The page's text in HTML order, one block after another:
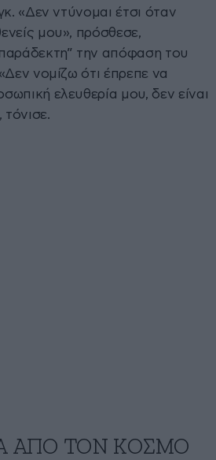
«Δεν ντύνομαι έτσι όταν
μου», πρόσθεσε,
την απόφαση του
νομίζω ότι έπρεπε να
ελευθερία μου, δεν είναι
τόνισε.
ΑΠΟ ΤΟΝ ΚΟΣΜΟ